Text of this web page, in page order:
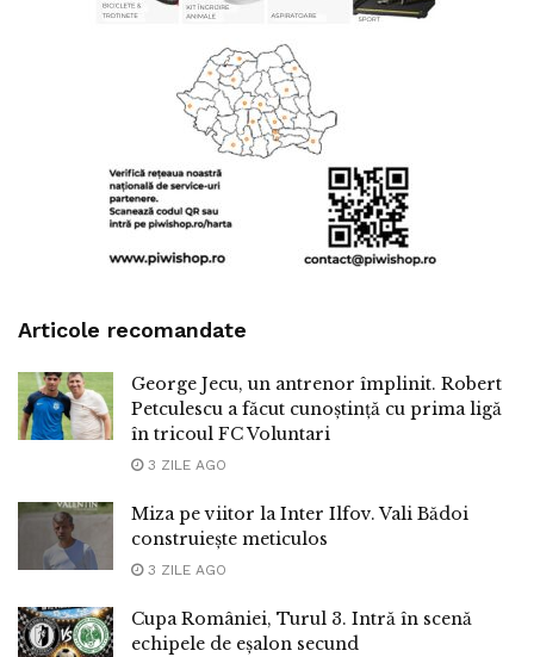
Articole recomandate
George Jecu, un antrenor împlinit. Robert
Petculescu a făcut cunoștință cu prima ligă
în tricoul FC Voluntari
3 ZILE AGO
Miza pe viitor la Inter Ilfov. Vali Bădoi
construiește meticulos
3 ZILE AGO
Cupa României, Turul 3. Intră în scenă
echipele de eșalon secund